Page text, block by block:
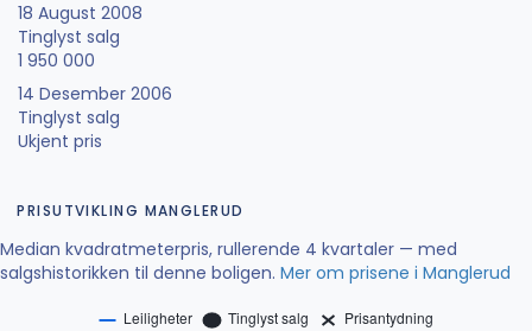
18 August 2008
Tinglyst salg
1 950 000
14 Desember 2006
Tinglyst salg
Ukjent pris
PRISUTVIKLING MANGLERUD
Median kvadratmeterpris, rullerende 4 kvartaler — med
salgshistorikken til denne boligen. Mer om prisene i Manglerud